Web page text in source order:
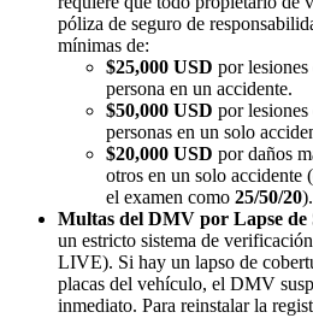
póliza de seguro de
mínimas de:
$25,000 USD por lesiones
persona en un accidente.
$50,000 USD por lesiones
personas en un solo
$20,000 USD por daños
otros en un solo accidente
el examen como 25/50/20).
Multas del DMV por Lapse de
un estricto sistema de
LIVE). Si hay un lapso de
placas del vehículo, el DMV
inmediato. Para reinstalar la